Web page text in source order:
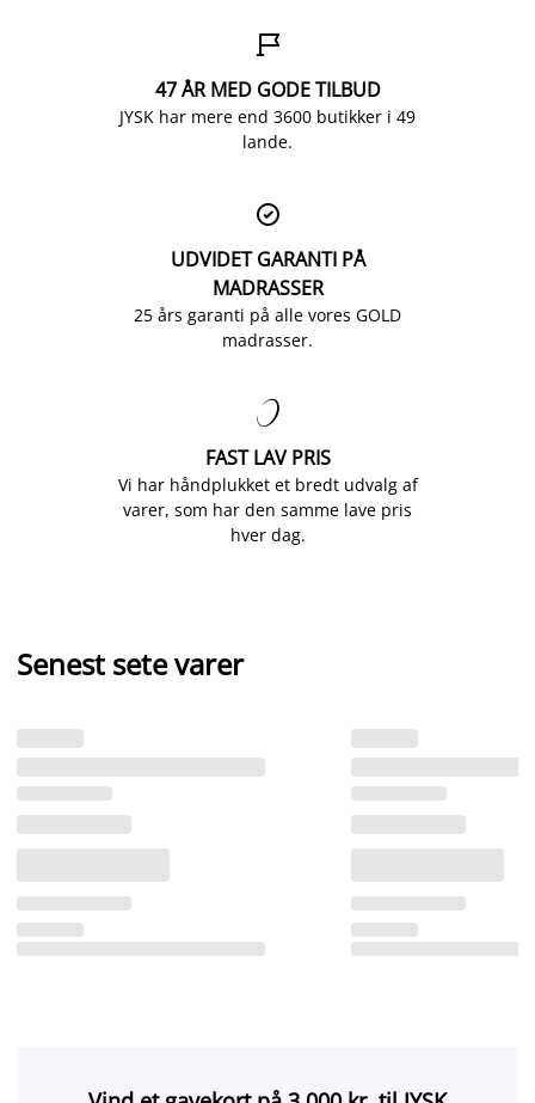

47 ÅR MED GODE TILBUD
JYSK har mere end 3600 butikker i 49
lande.

UDVIDET GARANTI PÅ
MADRASSER
25 års garanti på alle vores GOLD
madrasser.

FAST LAV PRIS
Vi har håndplukket et bredt udvalg af
varer, som har den samme lave pris
hver dag.
Senest sete varer